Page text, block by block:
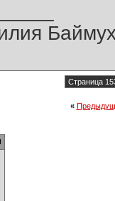
Страница
«